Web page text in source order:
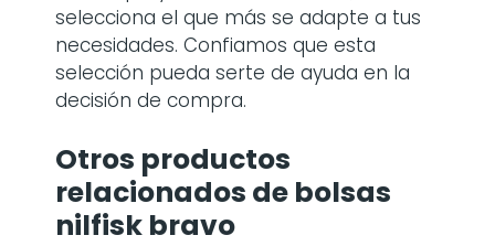
selecciona el que más se adapte a tus
necesidades. Confiamos que esta
selección pueda serte de ayuda en la
decisión de compra.
Otros productos
relacionados de bolsas
nilfisk bravo